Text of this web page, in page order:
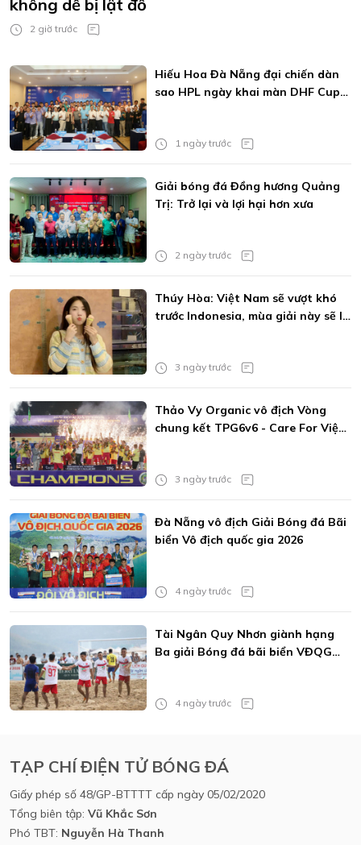
không dễ bị lật đổ
2 giờ trước
Hiếu Hoa Đà Nẵng đại chiến dàn
sao HPL ngày khai màn DHF Cup
1 ngày trước
Giải bóng đá Đồng hương Quảng
Trị: Trở lại và lợi hại hơn xưa
2 ngày trước
Thúy Hòa: Việt Nam sẽ vượt khó
trước Indonesia, mùa giải này sẽ là
3 ngày trước
Thảo Vy Organic vô địch Vòng
chung kết TPG6v6 - Care For Việt
3 ngày trước
Đà Nẵng vô địch Giải Bóng đá Bãi
biển Vô địch quốc gia 2026
4 ngày trước
Tài Ngân Quy Nhơn giành hạng
Ba giải Bóng đá bãi biển VĐQG
4 ngày trước
TẠP CHÍ ĐIỆN TỬ BÓNG ĐÁ
Giấy phép số 48/GP-BTTTT cấp ngày 05/02/2020
Tổng biên tập: Vũ Khắc Sơn
Phó TBT: Nguyễn Hà Thanh